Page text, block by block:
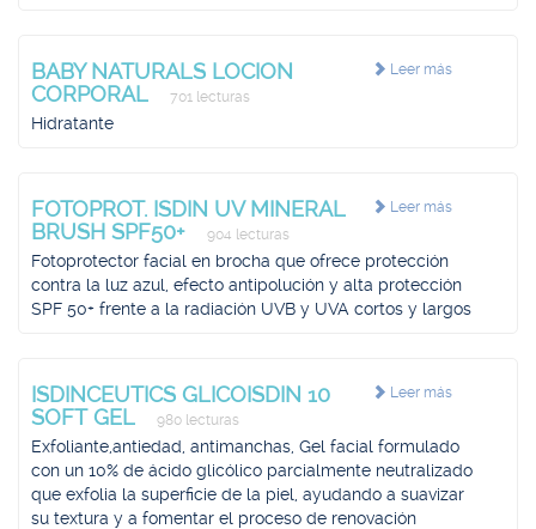
Leer más
BABY NATURALS LOCION
CORPORAL
701 lecturas
Hidratante
Leer más
FOTOPROT. ISDIN UV MINERAL
BRUSH SPF50+
904 lecturas
Fotoprotector facial en brocha que ofrece protección
contra la luz azul, efecto antipolución y alta protección
SPF 50+ frente a la radiación UVB y UVA cortos y largos
Leer más
ISDINCEUTICS GLICOISDIN 10
SOFT GEL
980 lecturas
Exfoliante,antiedad, antimanchas, Gel facial formulado
con un 10% de ácido glicólico parcialmente neutralizado
que exfolia la superficie de la piel, ayudando a suavizar
su textura y a fomentar el proceso de renovación